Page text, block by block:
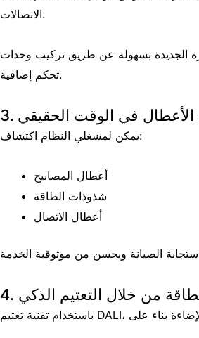
الاتصالات.
الجديدة بسهولة عن طريق تركيب وحدات
تحكم إضافية.
الأعطال في الوقت الحقيقي
يمكن لمشغلي النظام اكتشاف:
أعطال المصابيح
شذوذات الطاقة
أعطال الاتصال
من خلال التعتيم الذكي